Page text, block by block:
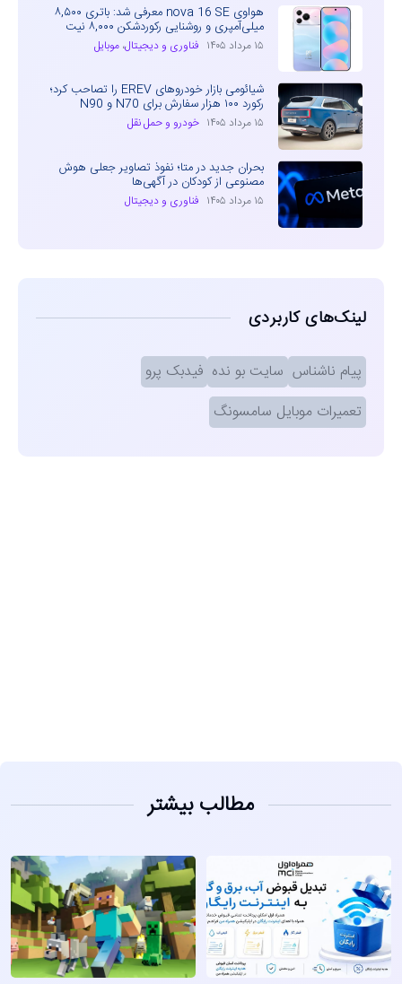
هواوی nova 16 SE معرفی شد: باتری ۸,۵۰۰
میلی‌آمپری و روشنایی رکوردشکن ۸,۰۰۰ نیت
۱۵ مرداد ۱۴۰۵ فناوری و دیجیتال، موبایل
شیائومی بازار خودروهای EREV را تصاحب کرد؛
رکورد ۱۰۰ هزار سفارش برای N70 و N90
۱۵ مرداد ۱۴۰۵ خودرو و حمل نقل
بحران جدید در متا؛ نفوذ تصاویر جعلی هوش
مصنوعی از کودکان در آگهی‌ها
۱۵ مرداد ۱۴۰۵ فناوری و دیجیتال
لینک‌های کاربردی
پیام ناشناس سایت بو نده فیدبک پرو
تعمیرات موبایل سامسونگ
مطالب بیشتر